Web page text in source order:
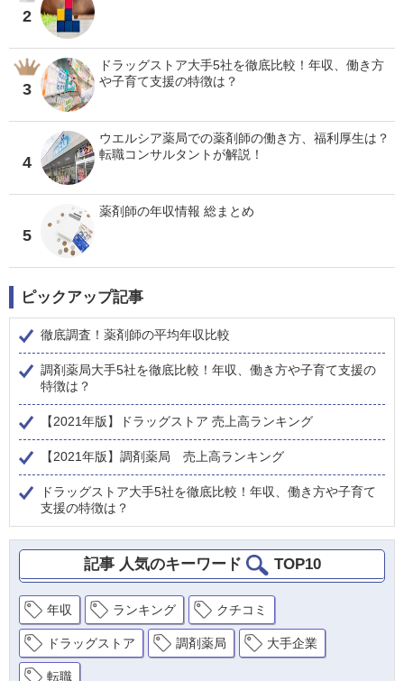
2
3
ドラッグストア大手5社を徹底比較！年収、働き方
や子育て支援の特徴は？
4
ウエルシア薬局での薬剤師の働き方、福利厚生は？
転職コンサルタントが解説！
5
薬剤師の年収情報 総まとめ
ピックアップ記事
徹底調査！薬剤師の平均年収比較
調剤薬局大手5社を徹底比較！年収、働き方や子育て支援の
特徴は？
【2021年版】ドラッグストア 売上高ランキング
【2021年版】調剤薬局 売上高ランキング
ドラッグストア大手5社を徹底比較！年収、働き方や子育て
支援の特徴は？
記事 人気のキーワード TOP10
年収 ランキング クチコミ
ドラッグストア 調剤薬局 大手企業
転職